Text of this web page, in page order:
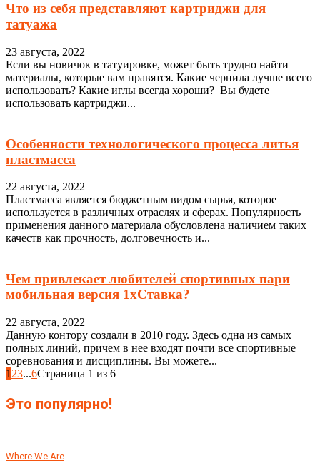
Что из себя представляют картриджи для
татуажа
23 августа, 2022
Если вы новичок в татуировке, может быть трудно найти
материалы, которые вам нравятся. Какие чернила лучше всего
использовать? Какие иглы всегда хороши? Вы будете
использовать картриджи...
Особенности технологического процесса литья
пластмасса
22 августа, 2022
Пластмасса является бюджетным видом сырья, которое
используется в различных отраслях и сферах. Популярность
применения данного материала обусловлена наличием таких
качеств как прочность, долговечность и...
Чем привлекает любителей спортивных пари
мобильная версия 1хСтавка?
22 августа, 2022
Данную контору создали в 2010 году. Здесь одна из самых
полных линий, причем в нее входят почти все спортивные
соревнования и дисциплины. Вы можете...
1 23...6Страница 1 из 6
Это популярно!
Where We Are